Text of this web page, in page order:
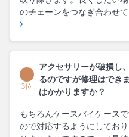
のチェーンをつなぎ合わせ
3位
アクセサリーが破損し
るのですが修理はでき
はかかりますか？
もちろんケースバイケース
ので対応するようにしてお